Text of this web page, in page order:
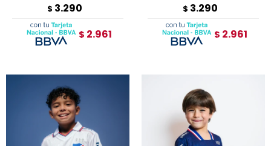
$ 3.290
$ 2.961
$ 3.290
$ 2.961